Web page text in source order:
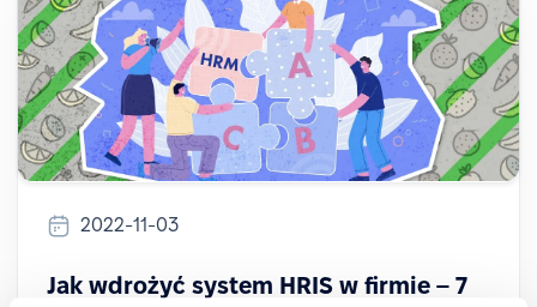
2022-11-03
Jak wdrożyć system HRIS w firmie – 7